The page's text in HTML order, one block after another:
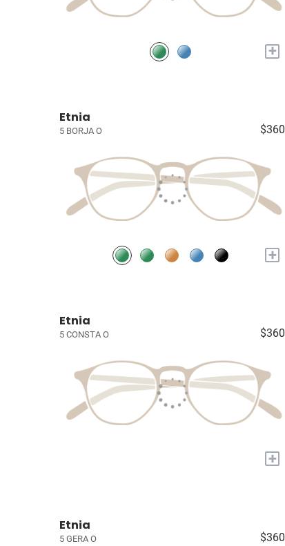
+
Etnia
5 BORJA O $360
+
Etnia
5 CONSTA O $360
+
Etnia
5 GERA O $360